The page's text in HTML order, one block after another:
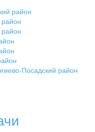
район
район
Посадский район